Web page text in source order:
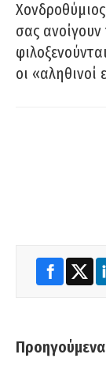
σας
οι «αληθινοί